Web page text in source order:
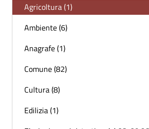
Agricoltura (1)
Ambiente (6)
Anagrafe (1)
Comune (82)
Cultura (8)
Edilizia (1)